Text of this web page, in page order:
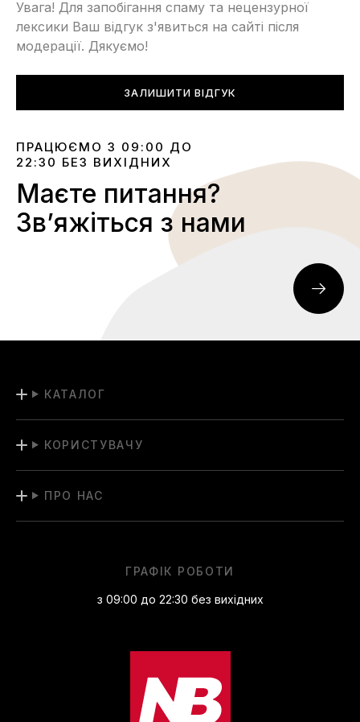
Увага! Для запобігання спаму та нецензурної
лексики Ваш відгук з'явиться на сайті після
модерації. Дякуємо!
ЗАЛИШИТИ ВІДГУК
ПРАЦЮЄМО З 09:00 ДО
22:30 БЕЗ ВИХІДНИХ
Маєте питання?
Звʼяжіться з нами
КАТАЛОГ
КОРИСТУВАЧУ
ПРО НАС
ГРАФІК РОБОТИ
з 09:00 до 22:30 без вихідних